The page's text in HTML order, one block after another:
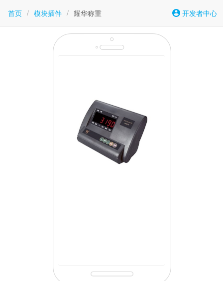
首页 / 模块插件 / 耀华称重 开发者中心